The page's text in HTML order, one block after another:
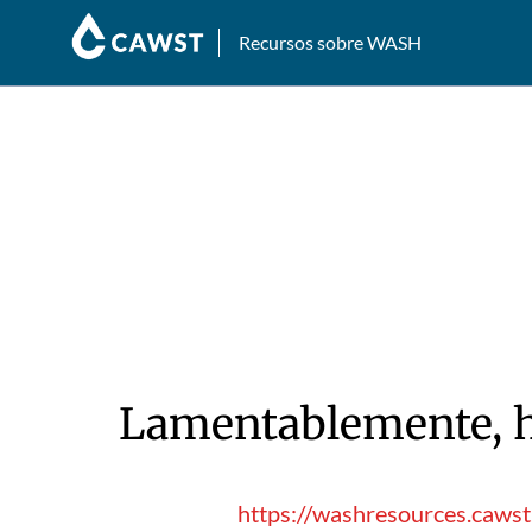
Recursos sobre WASH
Lamentablemente,
https://